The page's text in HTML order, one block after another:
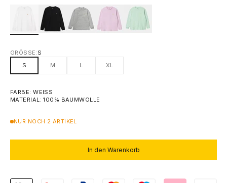
GRÖSSE: S
S
M L XL
FARBE: WEISS
MATERIAL: 100% BAUMWOLLE
NUR NOCH 2 ARTIKEL
In den Warenkorb